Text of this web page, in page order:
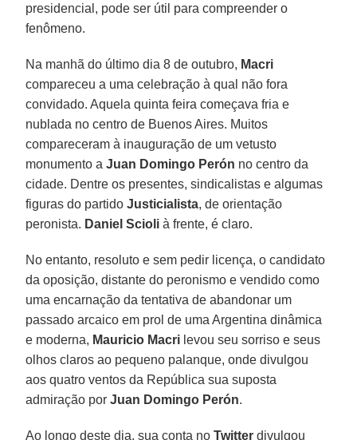
presidencial, pode ser útil para compreender o
fenômeno.
Na manhã do último dia 8 de outubro, Macri
compareceu a uma celebração à qual não fora
convidado. Aquela quinta feira começava fria e
nublada no centro de Buenos Aires. Muitos
compareceram à inauguração de um vetusto
monumento aJuan Domingo Perón no centro da
cidade. Dentre os presentes, sindicalistas e algumas
figuras do partidoJusticialista, de orientação
peronista. Daniel Scioli à frente, é claro.
No entanto, resoluto e sem pedir licença, o candidato
da oposição, distante do peronismo e vendido como
uma encarnação da tentativa de abandonar um
passado arcaico em prol de uma Argentina dinâmica
e moderna, Mauricio Macri levou seu sorriso e seus
olhos claros ao pequeno palanque, onde divulgou
aos quatro ventos da República sua suposta
admiração porJuan Domingo Perón.
Ao longo deste dia, sua conta no Twitter divulgou